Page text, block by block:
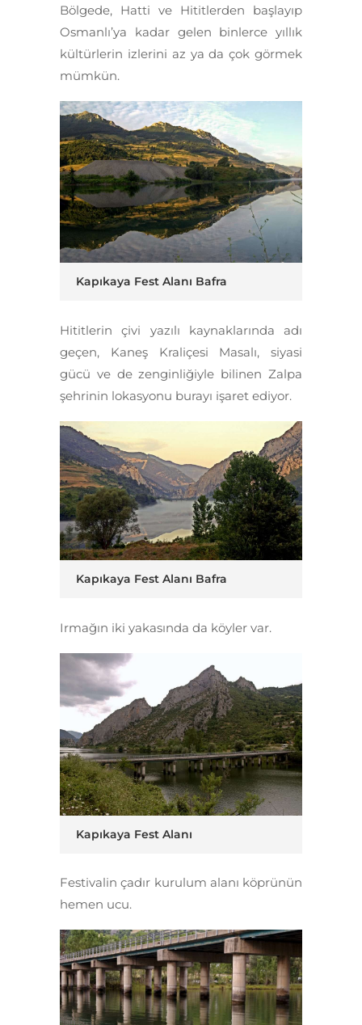
Bölgede, Hatti ve Hititlerden başlayıp
Osmanlı’ya kadar gelen binlerce yıllık
kültürlerin izlerini az ya da çok görmek
mümkün.
Kapıkaya Fest Alanı Bafra
Hititlerin çivi yazılı kaynaklarında adı
geçen, Kaneş Kraliçesi Masalı, siyasi
gücü ve de zenginliğiyle bilinen Zalpa
şehrinin lokasyonu burayı işaret ediyor.
Kapıkaya Fest Alanı Bafra
Irmağın iki yakasında da köyler var.
Kapıkaya Fest Alanı
Festivalin çadır kurulum alanı köprünün
hemen ucu.